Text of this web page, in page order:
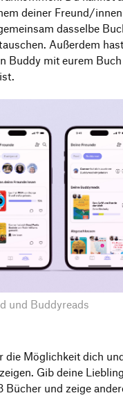
deiner Freund/
dasselbe
Außerdem
Buddy mit eurem Buch
und Buddyreads
die Möglichkeit dich
Gib deine
Bücher und zeige